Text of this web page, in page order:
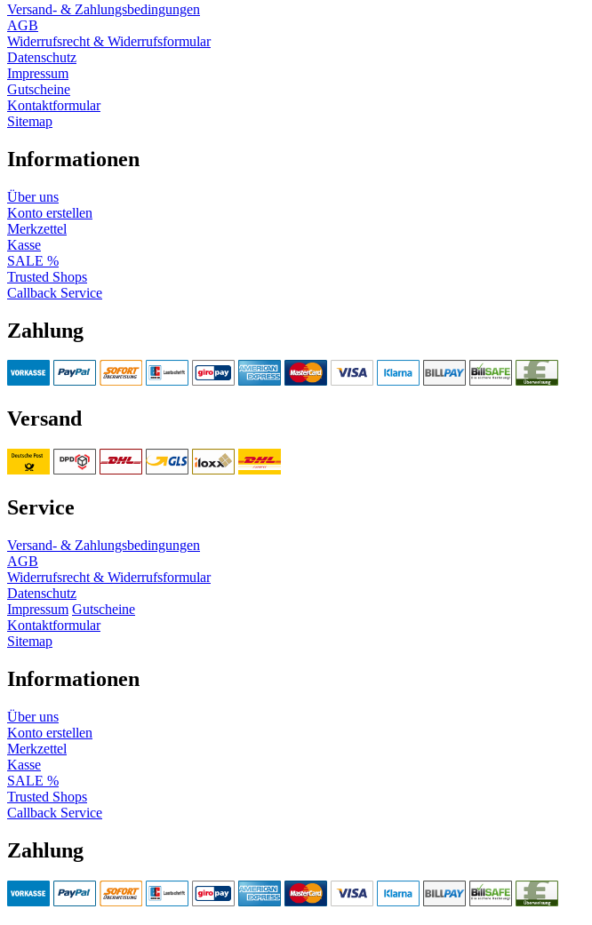
Versand- & Zahlungsbedingungen
AGB
Widerrufsrecht & Widerrufsformular
Datenschutz
Impressum
Gutscheine
Kontaktformular
Sitemap
Informationen
Über uns
Konto erstellen
Merkzettel
Kasse
SALE %
Trusted Shops
Callback Service
Zahlung
Versand
Service
Versand- & Zahlungsbedingungen
AGB
Widerrufsrecht & Widerrufsformular
Datenschutz
Impressum Gutscheine
Kontaktformular
Sitemap
Informationen
Über uns
Konto erstellen
Merkzettel
Kasse
SALE %
Trusted Shops
Callback Service
Zahlung